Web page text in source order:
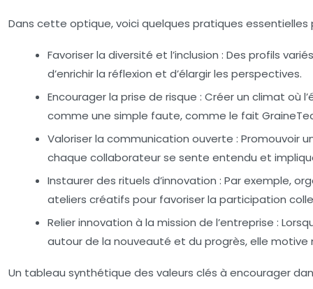
Dans cette optique, voici quelques pratiques essentielles
Favoriser la diversité et l’inclusion : Des profils
d’enrichir la réflexion et d’élargir les perspectives.
Encourager la prise de risque : Créer un climat où
comme une simple faute, comme le fait
Valoriser la communication ouverte : Promouvoir
chaque collaborateur se sente entendu et
Instaurer des rituels d’innovation : Par exemple,
ateliers créatifs pour favoriser la participation
Relier innovation à la mission de l’entreprise :
autour de la nouveauté et du progrès, elle motive
Un tableau synthétique des valeurs clés à encourager